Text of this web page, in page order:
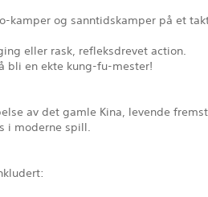
kamper og sanntidskamper på et
eller rask, refleksdrevet action.
bli en ekte kung-fu-mester!
av det gamle Kina, levende
i moderne spill.